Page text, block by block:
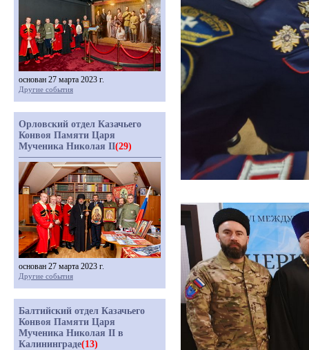
основан 27 марта 2023 г.
Другие события
Орловский отдел Казачьего
Конвоя Памяти Царя
Мученика Николая II(29)
основан 27 марта 2023 г.
Другие события
Балтийский отдел Казачьего
Конвоя Памяти Царя
Мученика Николая II в
Калининграде(13)